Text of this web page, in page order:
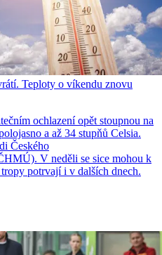
Teploty o víkendu znovu
ochlazení opět stoupnou na
a až 34 stupňů Celsia.
Českého
V neděli se sice mohou k
potrvají i v dalších dnech.